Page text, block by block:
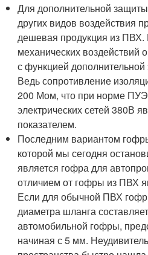
Для дополнительной
других видов воздействия
дешевая продукция из
механических воздействий
с функцией
Ведь сопротивление
200 Мом, что при норме
электрических сетей 380В
показателем.
Последним вариантом
которой мы сегодня
является гофра для
отличием от гофры из ПВХ
Если для обычной ПВХ
диаметра шланга
автомобильной гофры,
начиная с 5 мм.